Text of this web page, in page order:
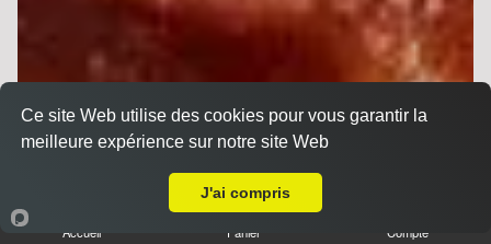
Accueil Panier Compte
Ce site Web utilise des cookies pour vous garantir la
meilleure expérience sur notre site Web
J'ai compris